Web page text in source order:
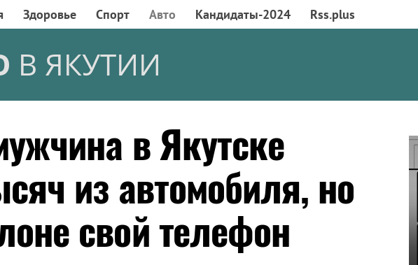
Здоровье Спорт Авто Кандидаты-2024 Rss.plus
В ЯКУТИИ
в Якутске
из автомобиля, но
свой телефон